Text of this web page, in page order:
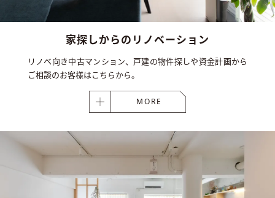
家探しからの リノベーション
リノベ向き中古マンション、戸建の物件探しや資金計画から
ご相談のお客様はこちらから。
MORE